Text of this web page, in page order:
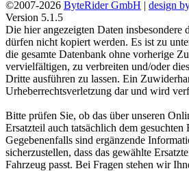
©2007-2026 ByteRider GmbH | design
Version 5.1.5
Die hier angezeigten Daten insbesondere
dürfen nicht kopiert werden. Es ist zu
die gesamte Datenbank ohne vorherige
vervielfältigen, zu verbreiten und/oder
Dritte ausführen zu lassen. Ein
Urheberrechtsverletzung dar und wird
Bitte prüfen Sie, ob das über unseren
Ersatzteil auch tatsächlich dem gesuchten
Gegebenenfalls sind ergänzende
sicherzustellen, dass das gewählte
Fahrzeug passt. Bei Fragen stehen wir